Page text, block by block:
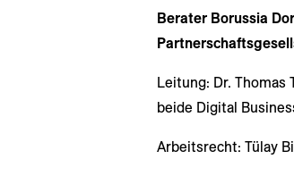
Berater Borussia
Leitung: Dr. Thomas
beide Digital
Arbeitsrecht: Tülay